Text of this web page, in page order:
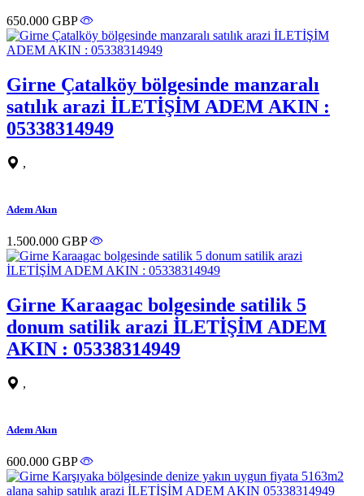
650.000 GBP
Girne Çatalköy bölgesinde manzaralı
satılık arazi İLETİŞİM ADEM AKIN :
05338314949
,
Adem Akın
1.500.000 GBP
Girne Karaagac bolgesinde satilik 5
donum satilik arazi İLETİŞİM ADEM
AKIN : 05338314949
,
Adem Akın
600.000 GBP